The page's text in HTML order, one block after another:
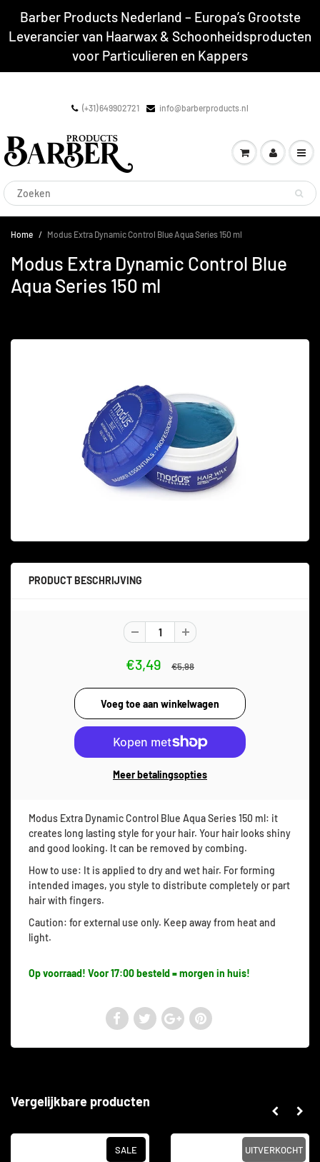
Barber Products Nederland – Europa’s Grootste
Leverancier van Haarwax & Schoonheidsproducten
voor Particulieren en Kappers
(+31) 649902721 info@barberproducts.nl
Home Modus Extra Dynamic Control Blue Aqua Series 150 ml
Modus Extra Dynamic Control Blue
Aqua Series 150 ml
PRODUCT BESCHRIJVING
€3,49 €5,98
Meer betalingsopties
Modus Extra Dynamic Control Blue Aqua Series 150 ml: it
creates long lasting style for your hair. Your hair looks shiny
and good looking. It can be removed by combing.
How to use: It is applied to dry and wet hair. For forming
intended images, you style to distribute completely or part
hair with fingers.
Caution: for external use only. Keep away from heat and
light.
Op voorraad! Voor 17:00 besteld = morgen in huis!
Vergelijkbare producten
SALE UITVERKOCHT